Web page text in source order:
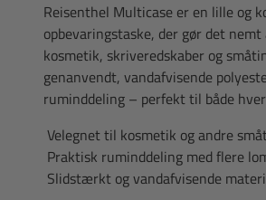
Reisenthel Multicase er en lille og
opbevaringstaske, der gør det
kosmetik, skriveredskaber og
genanvendt, vandafvisende
ruminddeling – perfekt til både
Velegnet til kosmetik og andre
Praktisk ruminddeling med flere
Slidstærkt og vandafvisende